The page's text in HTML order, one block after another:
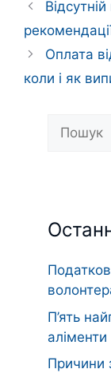
Оплата
коли і як
Пошук
П’ять
аліменти
Причини